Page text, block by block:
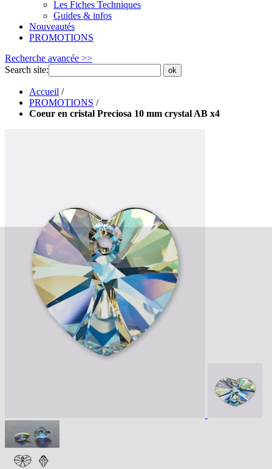
Les Fiches Techniques
Guides & infos
Nouveautés
PROMOTIONS
Recherche avancée >>
Search site:
ok
Accueil /
PROMOTIONS /
Coeur en cristal Preciosa 10 mm crystal AB x4